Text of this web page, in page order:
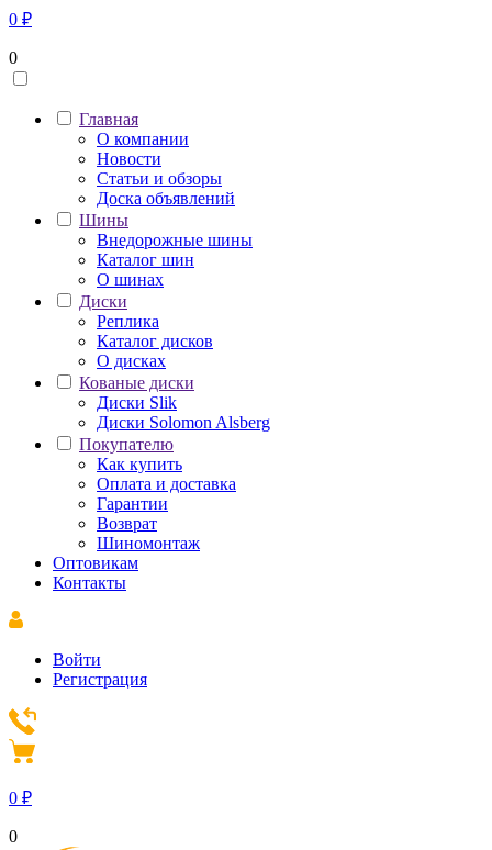
0 ₽
0
Главная
О компании
Новости
Статьи и обзоры
Доска объявлений
Шины
Внедорожные шины
Каталог шин
О шинах
Диски
Реплика
Каталог дисков
О дисках
Кованые диски
Диски Slik
Диски Solomon Alsberg
Покупателю
Как купить
Оплата и доставка
Гарантии
Возврат
Шиномонтаж
Оптовикам
Контакты
Войти
Регистрация
0 ₽
0